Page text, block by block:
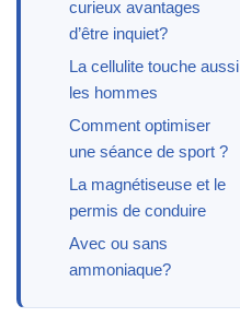
curieux avantages
d’être inquiet?
La cellulite touche aussi
les hommes
Comment optimiser
une séance de sport ?
La magnétiseuse et le
permis de conduire
Avec ou sans
ammoniaque?